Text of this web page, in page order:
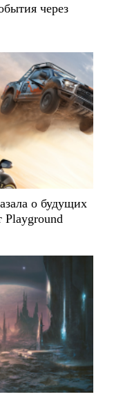
через
о будущих
Playground